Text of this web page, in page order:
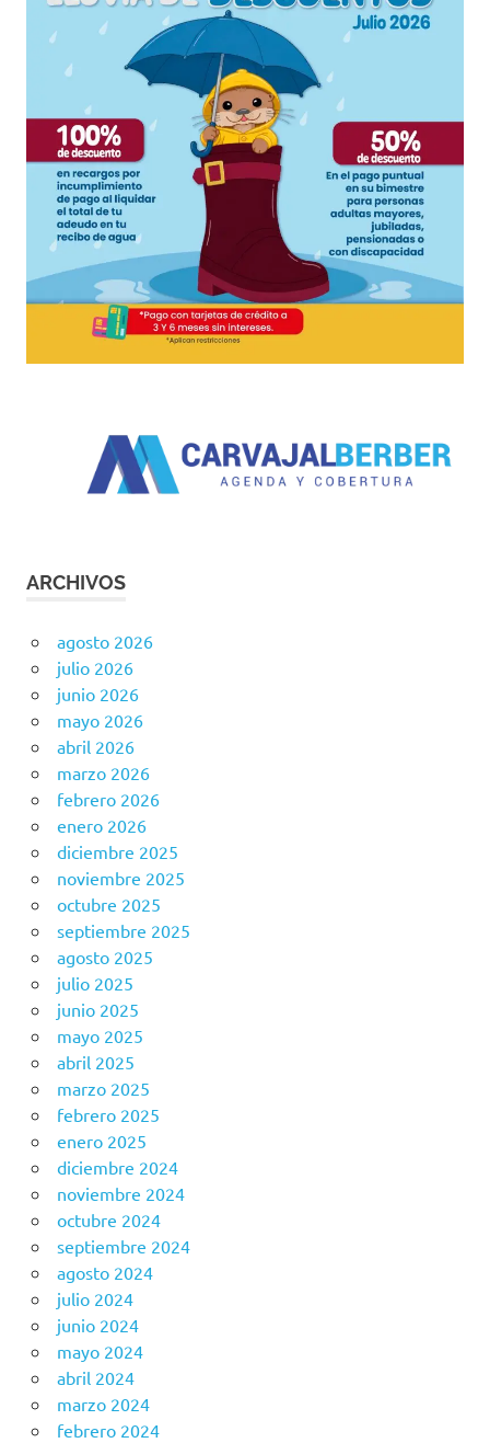
ARCHIVOS
agosto 2026
julio 2026
junio 2026
mayo 2026
abril 2026
marzo 2026
febrero 2026
enero 2026
diciembre 2025
noviembre 2025
octubre 2025
septiembre 2025
agosto 2025
julio 2025
junio 2025
mayo 2025
abril 2025
marzo 2025
febrero 2025
enero 2025
diciembre 2024
noviembre 2024
octubre 2024
septiembre 2024
agosto 2024
julio 2024
junio 2024
mayo 2024
abril 2024
marzo 2024
febrero 2024